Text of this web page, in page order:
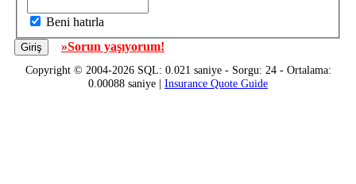
Beni hatırla
»Sorun yaşıyorum!
Copyright © 2004-2026 SQL: 0.021 saniye - Sorgu: 24 - Ortalama:
0.00088 saniye | Insurance Quote Guide